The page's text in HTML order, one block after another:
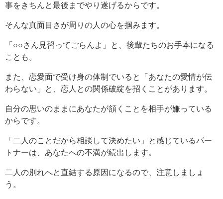
事をきちんと最後までやり遂げるからです。
そんな真面目さが周りの人の心を掴みます。
「○○さん見習ってごらんよ」と、後輩たちのお手本になる
ことも。
また、恋愛面で受け身の体制でいると「あなたの愛情が伝
わらない」と、恋人との関係破綻を招くことがあります。
自分の思いのままにあなたが頷くことを相手が嫌っている
からです。
「二人のことだから相談して決めたい」と感じているパー
トナーは、あなたへの不満が続出します。
二人の別れへと直結する原因になるので、注意しましょ
う。